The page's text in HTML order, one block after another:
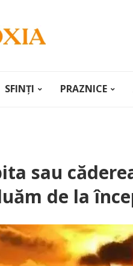
SFINȚI PRAZNICE
sau
de la